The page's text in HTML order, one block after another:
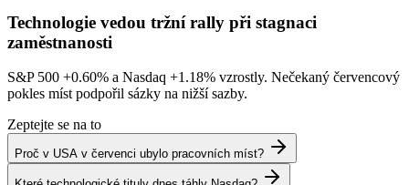
Technologie vedou tržní rally při stagnaci
zaměstnanosti
S&P 500 +0.60% a Nasdaq +1.18% vzrostly. Nečekaný červencový
pokles míst podpořil sázky na nižší sazby.
Zeptejte se na to
Proč v USA v červenci ubylo pracovních míst?